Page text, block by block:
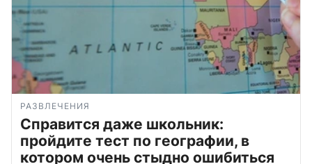
РАЗВЛЕЧЕНИЯ
Справится даже школьник:
пройдите тест по географии, в
котором очень стыдно ошибиться